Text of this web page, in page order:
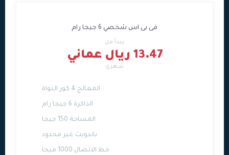
فى بى اس شخصي 6 جيجا رام
يبدأ من
13.47 ريال عماني
شهري
المعالج 4 كور النواة
الذاكرة 6 جيجا رام
المساحة 150 جيجا
باندويث غير محدود
خط الاتصال 1000 ميجا